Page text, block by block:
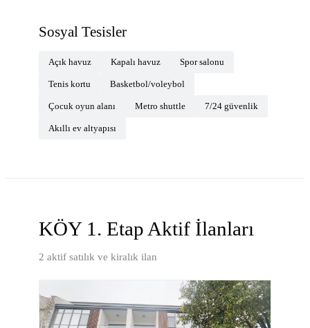
Sosyal Tesisler
Açık havuz Kapalı havuz Spor salonu
Tenis kortu Basketbol/voleybol
Çocuk oyun alanı Metro shuttle 7/24 güvenlik
Akıllı ev altyapısı
KÖY 1. Etap Aktif İlanları
2 aktif satılık ve kiralık ilan